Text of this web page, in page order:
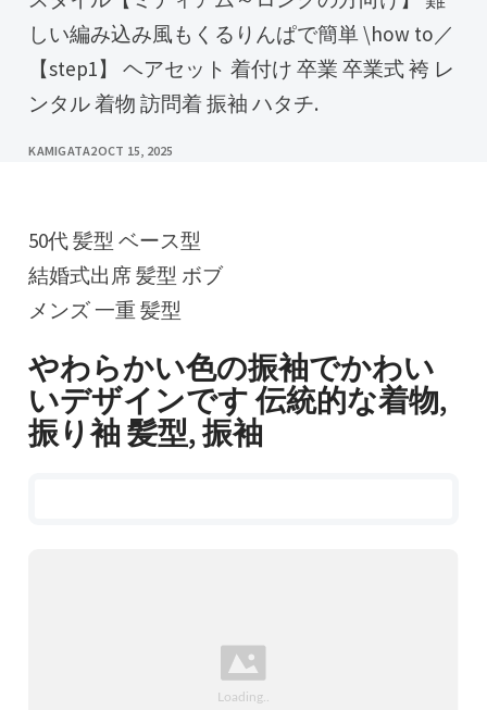
しい編み込み風もくるりんぱで簡単 \how to／
【step1】 ヘアセット 着付け 卒業 卒業式 袴 レ
ンタル 着物 訪問着 振袖 ハタチ.
KAMIGATA2OCT 15, 2025
50代 髪型 ベース型
結婚式出席 髪型 ボブ
メンズ 一重 髪型
やわらかい色の振袖でかわい
いデザインです 伝統的な着物,
振り袖 髪型, 振袖